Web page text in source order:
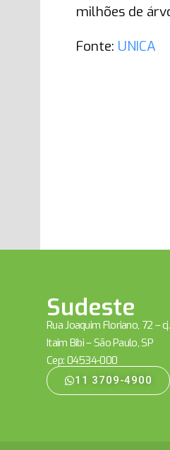
milhões de
Fonte: UNICA
Sudeste
Rua Joaquim Floriano, 72 –
Itaim Bibi – São Paulo, SP
Cep: 04534-000
11 3709-4900